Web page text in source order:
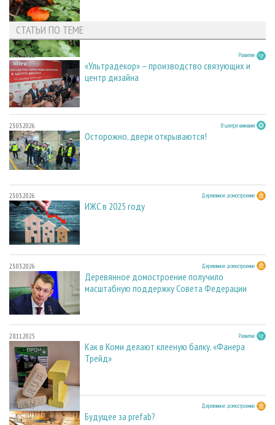
СТАТЬИ ПО ТЕМЕ
23.03.2026 Развитие
«Ультрадекор» – производство связующих и
центр дизайна
23.03.2026 В центре внимания
Осторожно, двери открываются!
23.03.2026 Деревянное домостроение
ИЖС в 2025 году
23.03.2026 Деревянное домостроение
Деревянное домостроение получило
масштабную поддержку Совета Федерации
28.11.2025 Развитие
Как в Коми делают клееную балку. «Фанера
Трейд»
28.11.2025 Деревянное домостроение
Будущее за prefab?